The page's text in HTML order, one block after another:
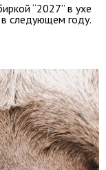
“2027” в ухе
следующем году.